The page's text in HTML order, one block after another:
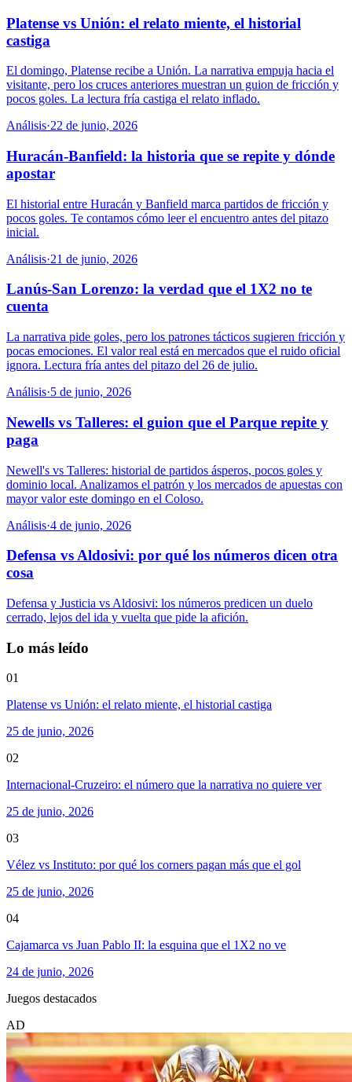
Platense vs Unión: el relato miente, el historial
castiga
El domingo, Platense recibe a Unión. La narrativa empuja hacia el
visitante, pero los cruces anteriores muestran un guion de fricción y
pocos goles. La lectura fría castiga el relato inflado.
Análisis·22 de junio, 2026
Huracán-Banfield: la historia que se repite y dónde
apostar
El historial entre Huracán y Banfield marca partidos de fricción y
pocos goles. Te contamos cómo leer el encuentro antes del pitazo
inicial.
Análisis·21 de junio, 2026
Lanús-San Lorenzo: la verdad que el 1X2 no te
cuenta
La narrativa pide goles, pero los patrones tácticos sugieren fricción y
pocas emociones. El valor real está en mercados que el ruido oficial
ignora. Lectura fría antes del pitazo del 26 de julio.
Análisis·5 de junio, 2026
Newells vs Talleres: el guion que el Parque repite y
paga
Newell's vs Talleres: historial de partidos ásperos, pocos goles y
dominio local. Analizamos el patrón y los mercados de apuestas con
mayor valor este domingo en el Coloso.
Análisis·4 de junio, 2026
Defensa vs Aldosivi: por qué los números dicen otra
cosa
Defensa y Justicia vs Aldosivi: los números predicen un duelo
cerrado, lejos del ida y vuelta que pide la afición.
Lo más leído
01
Platense vs Unión: el relato miente, el historial castiga
25 de junio, 2026
02
Internacional-Cruzeiro: el número que la narrativa no quiere ver
25 de junio, 2026
03
Vélez vs Instituto: por qué los corners pagan más que el gol
25 de junio, 2026
04
Cajamarca vs Juan Pablo II: la esquina que el 1X2 no ve
24 de junio, 2026
Juegos destacados
AD